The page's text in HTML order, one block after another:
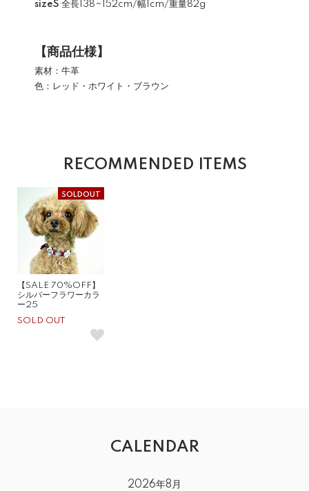
sizeS 全長138~152cm/幅1cm/重量82g
【商品仕様】
素材：牛革
色：レッド・ホワイト・ブラウン
RECOMMENDED ITEMS
SOLDOUT
【SALE 70%OFF】
シルバーフラワーカラ
ー25
SOLD OUT
CALENDAR
2026年8月